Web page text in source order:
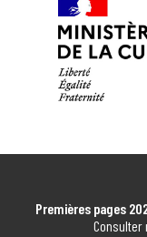
EN SAVOIR
FRANÇOISE
Cajarc
CAJARC
Premières pages